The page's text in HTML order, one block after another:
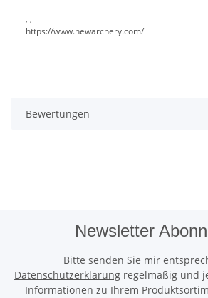
, ,
https://www.newarchery.com/
Bewertungen
Newsletter
Bitte senden Sie mir
Datenschutzerklärung regelmäßig und
Informationen zu Ihrem